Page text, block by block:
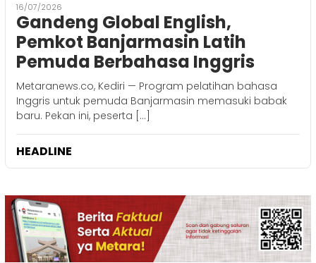
16/07/2026
Gandeng Global English,
Pemkot Banjarmasin Latih
Pemuda Berbahasa Inggris
Metaranews.co, Kediri — Program pelatihan bahasa
Inggris untuk pemuda Banjarmasin memasuki babak
baru. Pekan ini, peserta […]
HEADLINE